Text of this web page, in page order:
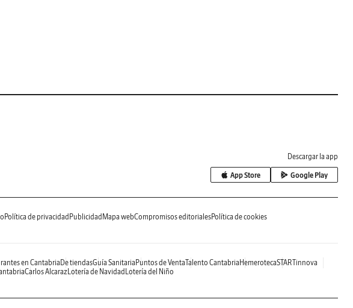
Descargar la app
App Store Google Play
Política de privacidad Publicidad Mapa webCompromisos editorialesPolítica de cookies
en Cantabria De tiendasGuía Sanitaria Puntos de VentaTalento Cantabria HemerotecaSTARTinnova
Carlos AlcarazLotería de Navidad Lotería del Niño